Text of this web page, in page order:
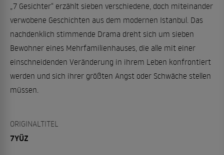
„7 Gesichter“ erzählt sieben verschiedene, doch miteinander
verwobene Geschichten aus dem modernen Istanbul. Das
nachdenklich stimmende Drama dreht sich um sieben
Bewohner eines Mehrfamilienhauses, die alle mit einer
einschneidenden Veränderung in ihrem Leben konfrontiert
werden und sich ihrer größten Angst oder Schwäche stellen
müssen.
ORIGINALTITEL
7YÜZ